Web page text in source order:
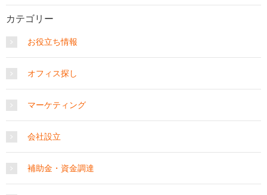
カテゴリー
お役立ち情報
オフィス探し
マーケティング
会社設立
補助金・資金調達